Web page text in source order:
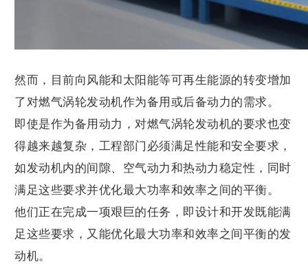
然而，目前向风能和太阳能等可再生能源的转变增加
了对燃气涡轮发动机作为备用或后备动力的需求。
即使是作为备用动力，对燃气涡轮发动机的要求也变
得越来越复杂，工程部门必须满足性能和安全要求，
如发动机内的间隙、空气动力和热动力稳定性，同时
满足这些要求并优化最大功率和效率之间的平衡。
他们正在完成一项艰巨的任务，即设计和开发既能满
足这些要求，又能优化最大功率和效率之间平衡的发
动机。